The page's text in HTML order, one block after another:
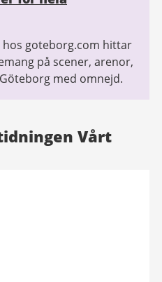
hos goteborg.com hittar
på scener, arenor,
med omnejd.
Vårt